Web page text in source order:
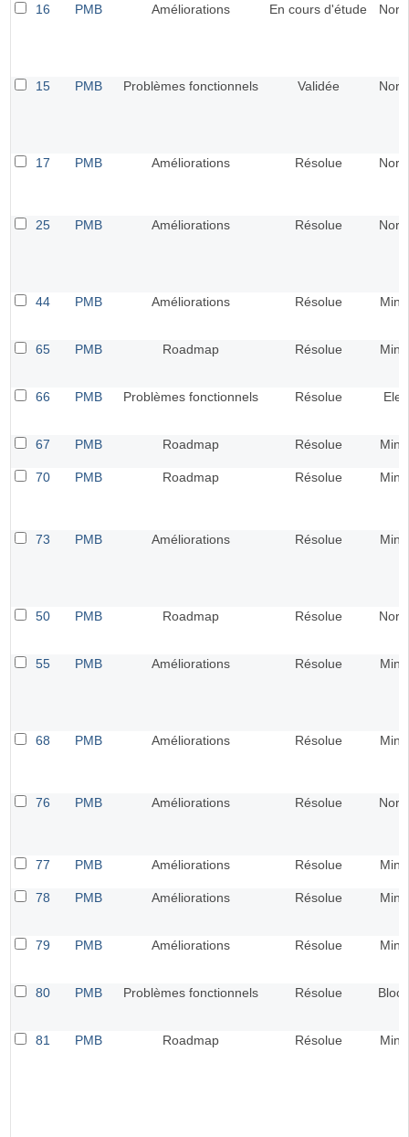
16 PMB Améliorations En cours d'étude
15 PMB Problèmes fonctionnels Validée
17 PMB Améliorations Résolue
25 PMB Améliorations Résolue
44 PMB Améliorations Résolue
65 PMB Roadmap Résolue
66 PMB Problèmes fonctionnels Résolue
67 PMB Roadmap Résolue
70 PMB Roadmap Résolue
73 PMB Améliorations Résolue
50 PMB Roadmap Résolue
55 PMB Améliorations Résolue
68 PMB Améliorations Résolue
76 PMB Améliorations Résolue
77 PMB Améliorations Résolue
78 PMB Améliorations Résolue
79 PMB Améliorations Résolue
80 PMB Problèmes fonctionnels Résolue
81 PMB Roadmap Résolue